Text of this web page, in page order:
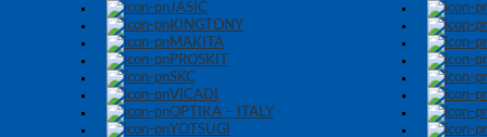
JASIC
KINGTONY
MAKITA
PROSKIT
SKC
VICADI
OPTIKA – ITALY
YOTSUGI